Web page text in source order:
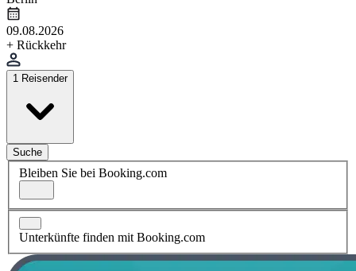
09.08.2026
+ Rückkehr
1 Reisender
Suche
Bleiben Sie bei Booking.com
Unterkünfte finden mit Booking.com